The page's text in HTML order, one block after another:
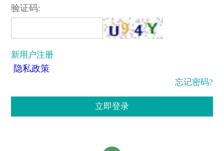
验证码:
新用户注册
隐私政策
忘记密码?
立即登录